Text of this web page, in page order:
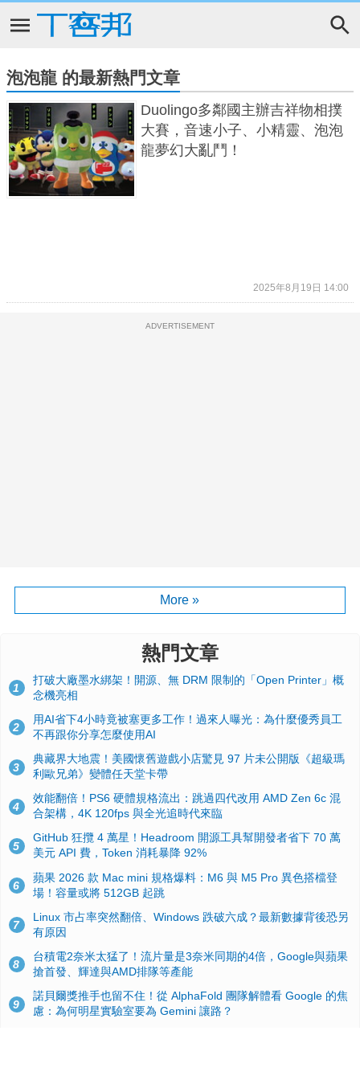
泡泡龍 的最新熱門文章
Duolingo多鄰國主辦吉祥物相撲
大賽，音速小子、小精靈、泡泡
龍夢幻大亂鬥！
2025年8月19日 14:00
ADVERTISEMENT
More »
熱門文章
1
打破大廠墨水綁架！開源、無 DRM 限制的「Open Printer」概
念機亮相
2
用AI省下4小時竟被塞更多工作！過來人曝光：為什麼優秀員工
不再跟你分享怎麼使用AI
3
典藏界大地震！美國懷舊遊戲小店驚見 97 片未公開版《超級瑪
利歐兄弟》變體任天堂卡帶
4
效能翻倍！PS6 硬體規格流出：跳過四代改用 AMD Zen 6c 混
合架構，4K 120fps 與全光追時代來臨
5
GitHub 狂攬 4 萬星！Headroom 開源工具幫開發者省下 70 萬
美元 API 費，Token 消耗暴降 92%
6
蘋果 2026 款 Mac mini 規格爆料：M6 與 M5 Pro 異色搭檔登
場！容量或將 512GB 起跳
7
Linux 市占率突然翻倍、Windows 跌破六成？最新數據背後恐另
有原因
8
台積電2奈米太猛了！流片量是3奈米同期的4倍，Google與蘋果
搶首發、輝達與AMD排隊等產能
9
諾貝爾獎推手也留不住！從 AlphaFold 團隊解體看 Google 的焦
慮：為何明星實驗室要為 Gemini 讓路？